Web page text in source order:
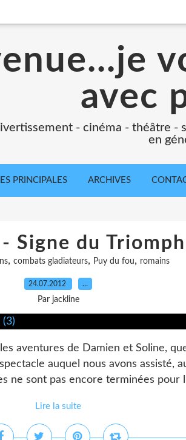
avec
- cinéma - théâtre
en
PRINCIPALES ARCHIVES
Signe du
, combats gladiateurs, Puy du fou, romains
24.07.2012 …
Par jackline
aventures de Damien et Soline,
auquel nous avons assisté,
ne sont pas encore terminées pour
Lire la suite